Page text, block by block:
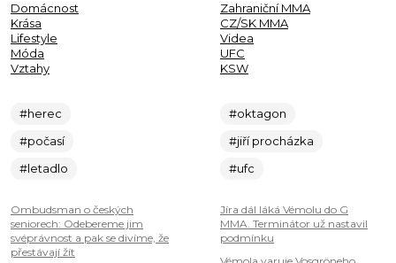
Domácnost
Krása
Lifestyle
Móda
Vztahy
#herec
#počasí
#letadlo
Ombudsman o českých
seniorech: Odebereme jim
svéprávnost a pak se divíme, že
přestávají žít
Zahraniční MMA
CZ/SK MMA
Videa
UFC
KSW
#oktagon
#jiří procházka
#ufc
Jíra dál láká Vémolu do G
MMA. Terminátor už nastavil
podmínku